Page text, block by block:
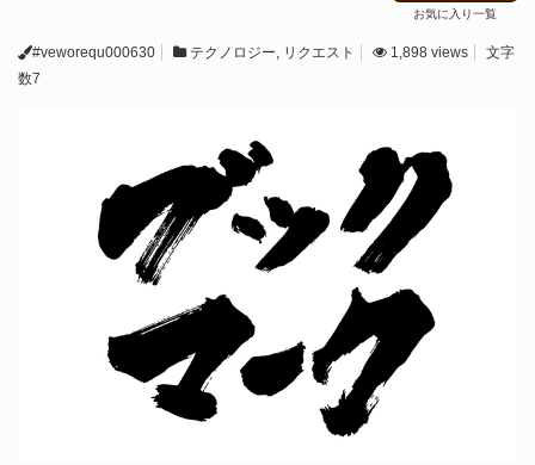
お気に入り一覧
#veworequ000630 テクノロジー, リクエスト 1,898 views
文字
数7